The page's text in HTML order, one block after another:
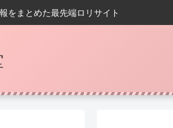
をまとめた最先端ロリサイト